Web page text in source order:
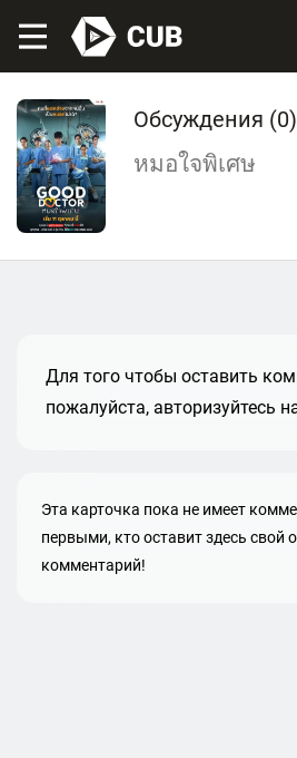
Обсуждения (0)
หมอใจพิเศษ
Для того чтобы оставить
пожалуйста, авторизуйтесь
Эта карточка пока не имеет
первыми, кто оставит здесь свой
комментарий!